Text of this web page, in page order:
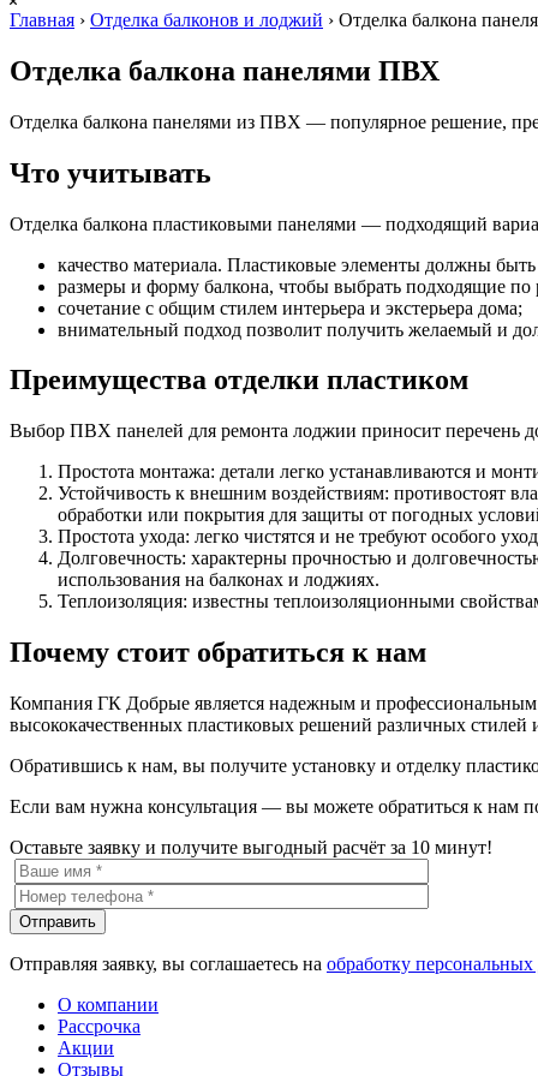
Главная › Отделка балконов и лоджий › Отделка балкона
Отделка балкона панелями ПВХ
Отделка балкона панелями из ПВХ — популярное решение,
Что учитывать
Отделка балкона пластиковыми панелями — подходящий
качество материала. Пластиковые элементы должны
размеры и форму балкона, чтобы выбрать подходящие по
сочетание с общим стилем интерьера и экстерьера дома;
внимательный подход позволит получить желаемый и
Преимущества отделки пластиком
Выбор ПВХ панелей для ремонта лоджии приносит перечень
Простота монтажа: детали легко устанавливаются и
Устойчивость к внешним воздействиям: противостоят
обработки или покрытия для защиты от погодных
Простота ухода: легко чистятся и не требуют особого
Долговечность: характерны прочностью и
использования на балконах и лоджиях.
Теплоизоляция: известны теплоизоляционными
Почему стоит обратиться к нам
Компания ГК Добрые является надежным и
высококачественных пластиковых решений различных стилей
Обратившись к нам, вы получите установку и отделку
Если вам нужна консультация — вы можете обратиться к нам
Оставьте заявку и получите выгодный расчёт за 10 минут!
Отправляя заявку, вы соглашаетесь на обработку
О компании
Рассрочка
Акции
Отзывы